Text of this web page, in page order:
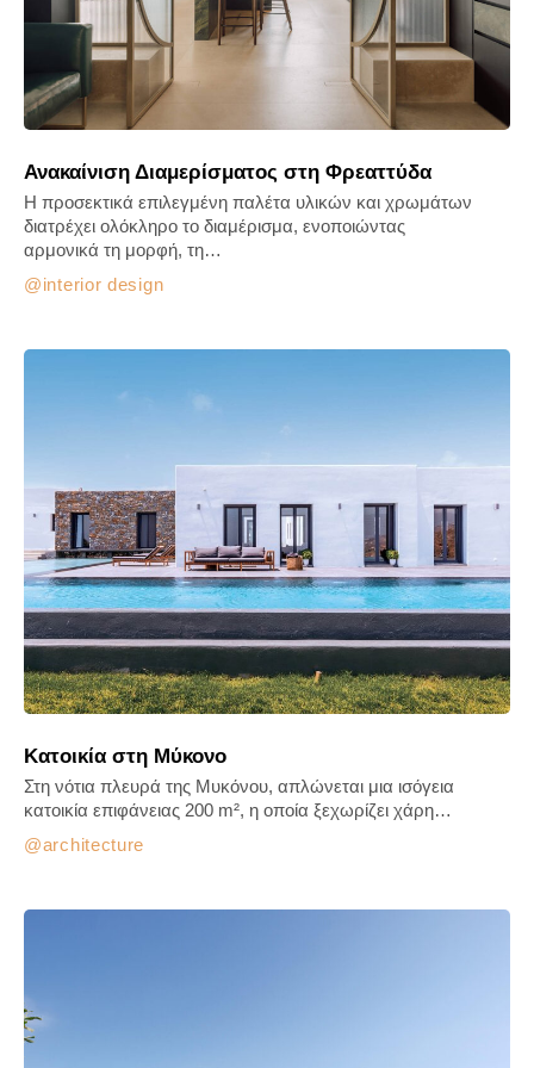
Ανακαίνιση Διαμερίσματος στη Φρεαττύδα
interior design
Η προσεκτικά επιλεγμένη παλέτα υλικών και χρωμάτων
διατρέχει ολόκληρο το διαμέρισμα, ενοποιώντας
αρμονικά τη μορφή, τη…
Κατοικία στη Μύκονο
architecture
Στη νότια πλευρά της Μυκόνου, απλώνεται μια ισόγεια
κατοικία επιφάνειας 200 m², η οποία ξεχωρίζει χάρη…